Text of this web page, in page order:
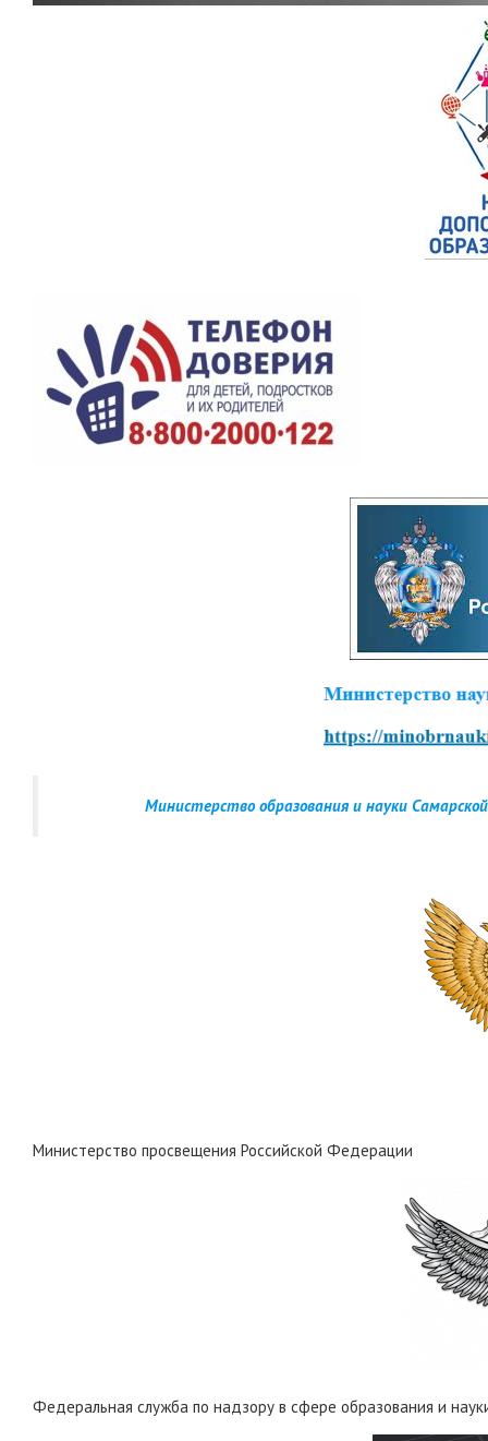
Министерство образования и науки
Министерство просвещения Российской Федерации
Федеральная служба по надзору в сфере образования и